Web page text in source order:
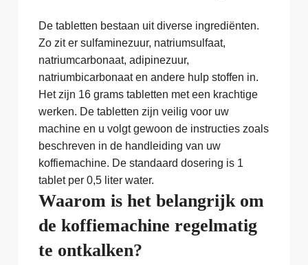
De tabletten bestaan uit diverse ingrediënten.
Zo zit er sulfaminezuur, natriumsulfaat,
natriumcarbonaat, adipinezuur,
natriumbicarbonaat en andere hulp stoffen in.
Het zijn 16 grams tabletten met een krachtige
werken. De tabletten zijn veilig voor uw
machine en u volgt gewoon de instructies zoals
beschreven in de handleiding van uw
koffiemachine. De standaard dosering is 1
tablet per 0,5 liter water.
Waarom is het belangrijk om
de koffiemachine regelmatig
te ontkalken?